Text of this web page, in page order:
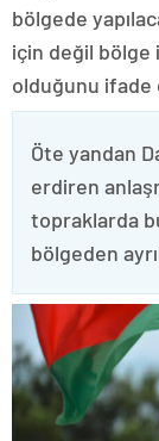
bölgede
için değil bölge
olduğunu ifade
Öte yandan
erdiren
topraklarda
bölgeden